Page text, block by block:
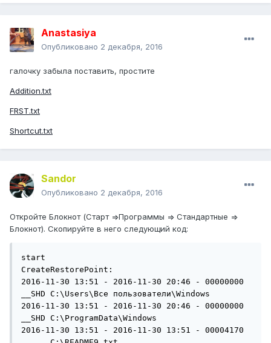
Anastasiya
Опубликовано 2 декабря, 2016
галочку забыла поставить, простите
Addition.txt
FRST.txt
Shortcut.txt
Sandor
Опубликовано 2 декабря, 2016
Откройте Блокнот (Старт =>Программы => Стандартные =>
Блокнот). Скопируйте в него следующий код:
start
CreateRestorePoint:
2016-11-30 13:51 - 2016-11-30 20:46 - 00000000
__SHD C:\Users\Все пользователи\Windows
2016-11-30 13:51 - 2016-11-30 20:46 - 00000000
__SHD C:\ProgramData\Windows
2016-11-30 13:51 - 2016-11-30 13:51 - 00004170